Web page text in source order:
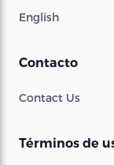
English
Contacto
Contact Us
Términos de